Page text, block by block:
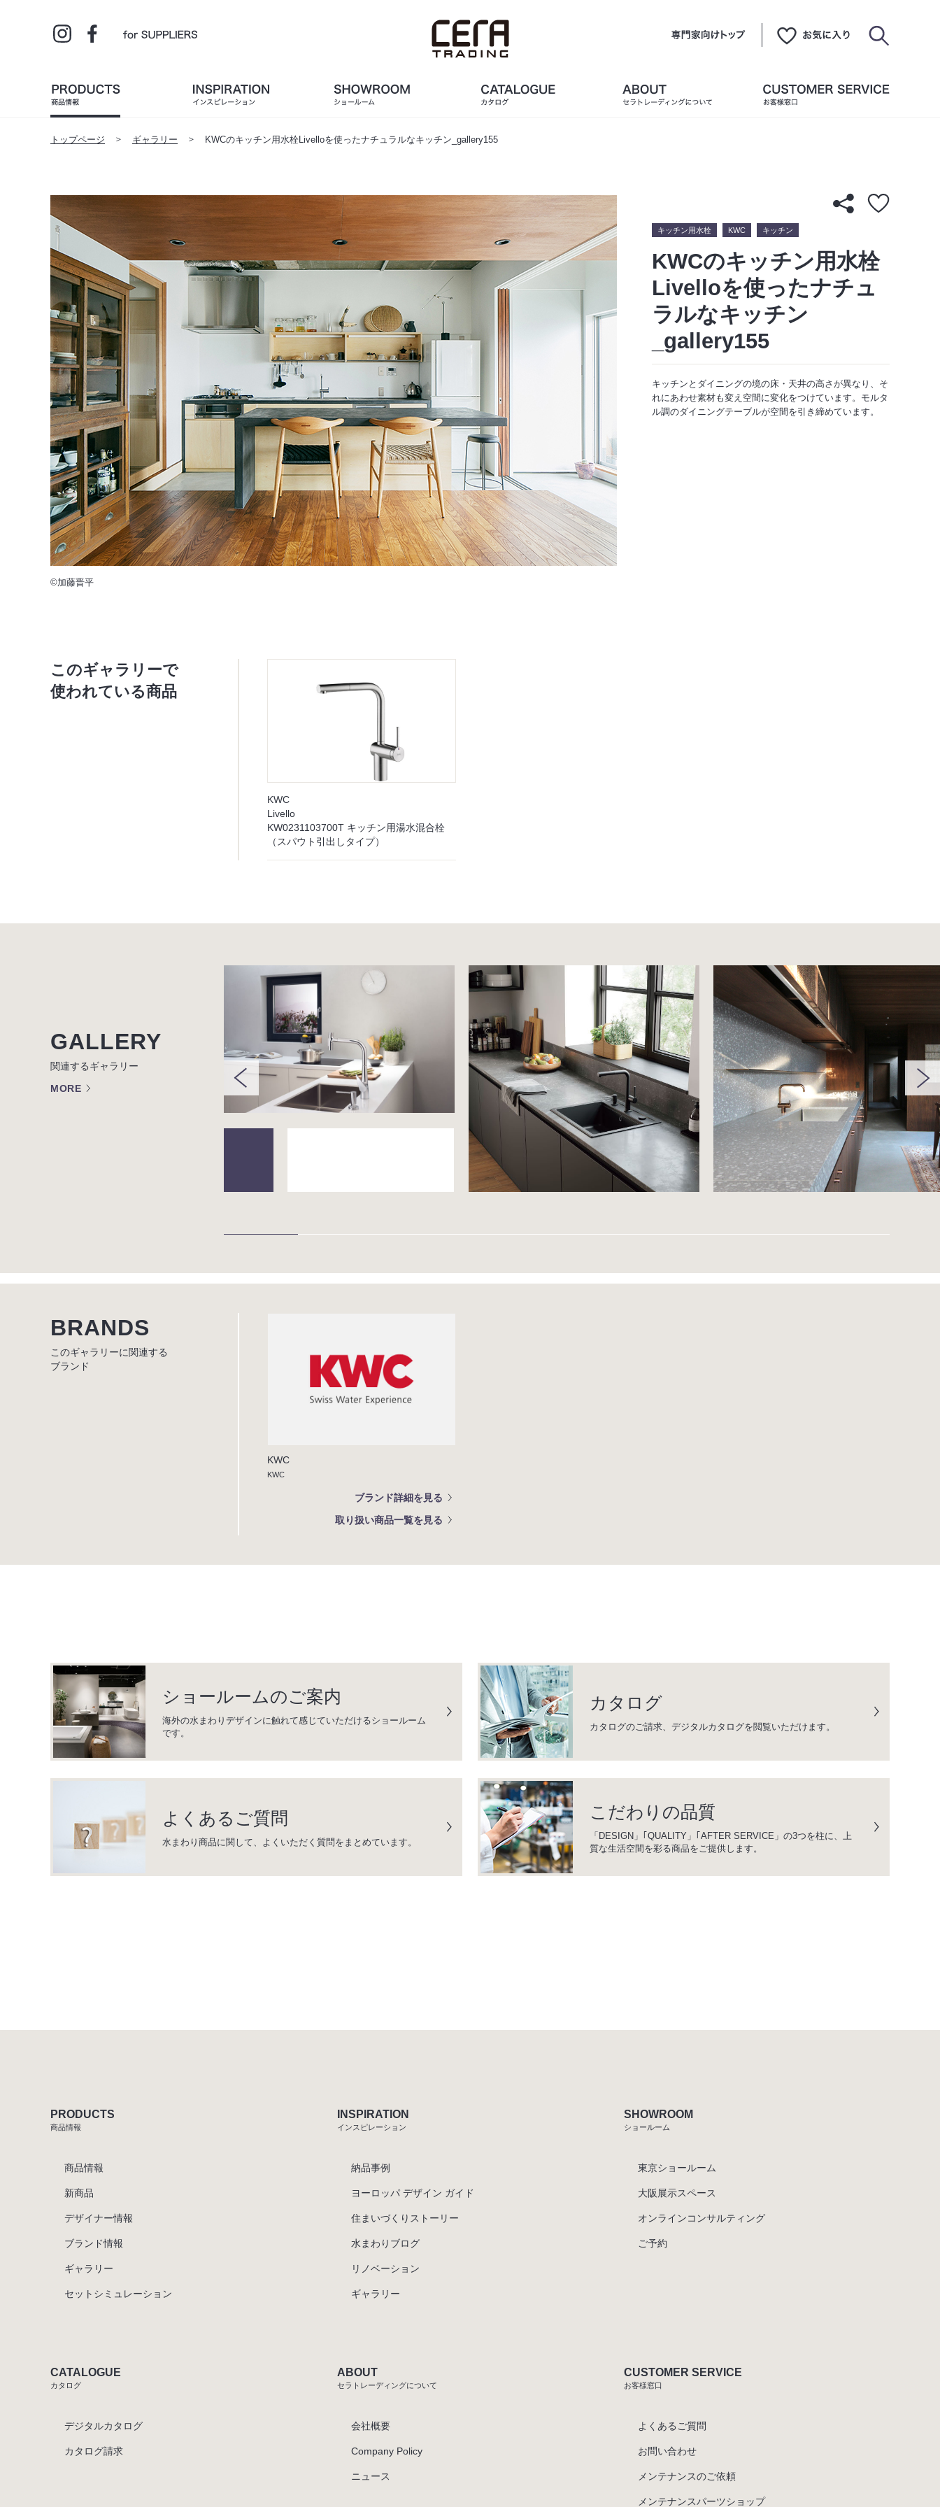
トップページ ギャラリー KWCのキッチン用水栓Livelloを使ったナチュラルなキッチン_gallery155
©加藤晋平
キッチン用水栓 KWC キッチン
KWCのキッチン用水栓
Livelloを使ったナチュ
ラルなキッチン
_gallery155
キッチンとダイニングの境の床・天井の高さが異なり、そ
れにあわせ素材も変え空間に変化をつけています。モルタ
ル調のダイニングテーブルが空間を引き締めています。
このギャラリーで
使われている商品
KWC
Livello
KW0231103700T キッチン用湯水混合栓
（スパウト引出しタイプ）
GALLERY
関連するギャラリー
MORE
BRANDS
このギャラリーに関連する
ブランド
KWC
KWC
ブランド詳細を見る
取り扱い商品一覧を見る
ショールームのご案内
海外の水まわりデザインに触れて感じていただけるショールーム
です。
カタログ
カタログのご請求、デジタルカタログを閲覧いただけます。
よくあるご質問
水まわり商品に関して、よくいただく質問をまとめています。
こだわりの品質
「DESIGN」｢QUALITY」｢AFTER SERVICE」の3つを柱に、上
質な生活空間を彩る商品をご提供します。
PRODUCTS
商品情報
商品情報
新商品
デザイナー情報
ブランド情報
ギャラリー
セットシミュレーション
INSPIRATION
インスピレーション
納品事例
ヨーロッパ デザイン ガイド
住まいづくりストーリー
水まわりブログ
リノベーション
ギャラリー
SHOWROOM
ショールーム
東京ショールーム
大阪展示スペース
オンラインコンサルティング
ご予約
CATALOGUE
カタログ
デジタルカタログ
カタログ請求
ABOUT
セラトレーディングについて
会社概要
Company Policy
ニュース
CUSTOMER SERVICE
お客様窓口
よくあるご質問
お問い合わせ
メンテナンスのご依頼
メンテナンスパーツショップ